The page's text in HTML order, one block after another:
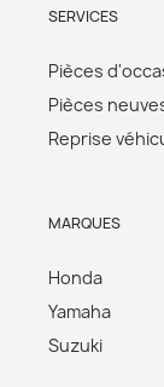
SERVICES
Pièces
Pièces
Reprise
MARQUES
Honda
Yamaha
Suzuki